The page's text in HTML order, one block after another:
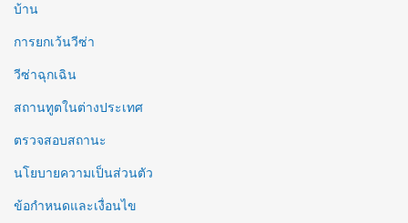
บ้าน
การยกเว้นวีซ่า
วีซ่าฉุกเฉิน
สถานทูตในต่างประเทศ
ตรวจสอบสถานะ
นโยบายความเป็นส่วนตัว
ข้อกำหนดและเงื่อนไข